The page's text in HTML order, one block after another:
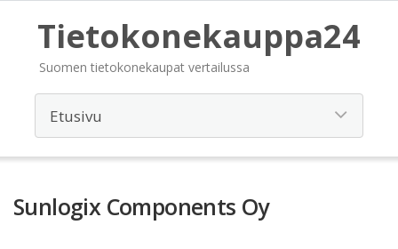
Tietokonekauppa24
Suomen tietokonekaupat vertailussa
Sunlogix Components Oy